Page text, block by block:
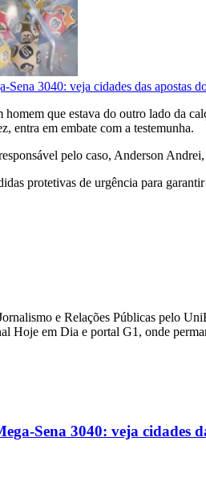
Sena 3040: veja cidades das apostas
que estava do outro lado da
entra em embate com a testemunha.
pelo caso, Anderson
protetivas de urgência para
e Relações Públicas pelo
Hoje em Dia e portal G1, onde
Sena 3040: veja cidades